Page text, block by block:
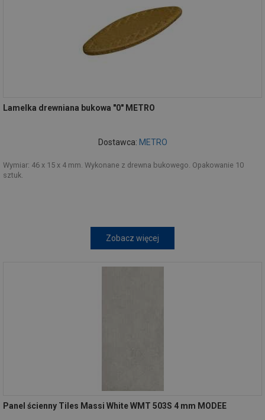
Lamelka drewniana bukowa "0" METRO
Dostawca: METRO
Wymiar: 46 x 15 x 4 mm. Wykonane z drewna bukowego. Opakowanie 10
sztuk.
Zobacz więcej
Panel ścienny Tiles Massi White WMT 503S 4 mm MODEE